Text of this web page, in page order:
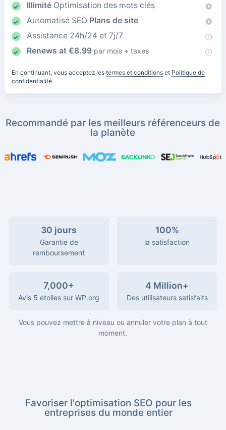
IllimitéOptimisation des mots clés
Automatisé SEO Plans de site
Assistance 24h/24 et 7j/7
Renews at €8.99 par mois + taxes
En continuant, vous acceptez les termes et conditionset Politique de
confidentialité
Recommandé par les meilleurs référenceurs de
la planète
30 jours
Garantie de
remboursement
100%
la satisfaction
7,000+
Avis 5 étoiles surWP.org
4 Million+
Des utilisateurs satisfaits
Vous pouvez mettre à niveau ou annuler votre plan à tout
moment.
Favoriser l'optimisation SEO pour les
entreprises du monde entier